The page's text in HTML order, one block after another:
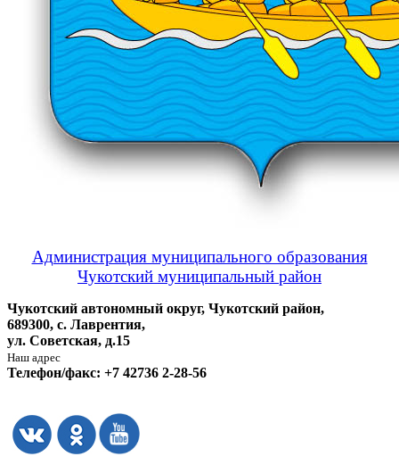
Администрация муниципального образования
Чукотский муниципальный район
Чукотский автономный округ, Чукотский район,
689300, с. Лаврентия,
ул. Советская, д.15
Наш адрес
Телефон/факс: +7 42736 2-28-56